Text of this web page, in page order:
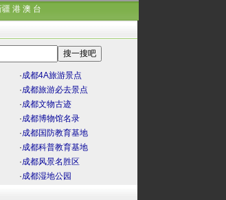
疆 港 澳 台
·成都4A旅游景点
·成都旅游必去景点
·成都文物古迹
·成都博物馆名录
·成都国防教育基地
·成都科普教育基地
·成都风景名胜区
·成都湿地公园